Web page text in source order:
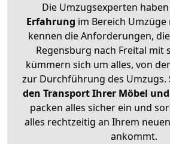
Die Umzugsexperten haben
Erfahrung im Bereich
kennen die Anforderungen,
Regensburg nach Freital mit
kümmern sich um alles, von
zur Durchführung des Umzugs.
den Transport Ihrer Möbel
packen alles sicher ein und
alles rechtzeitig an Ihrem
ankommt.